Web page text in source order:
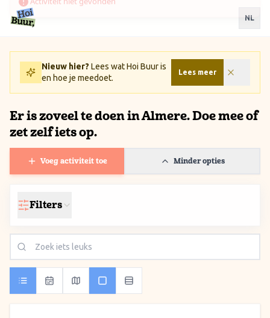
Ga naar inhoud / Skip to content
NL
Nieuw hier? Lees wat Hoi Buur is
en hoe je meedoet.
Lees meer
Er is zoveel te doen in Almere. Doe mee of
zet zelf iets op.
Voeg activiteit toe Minder opties
Filters